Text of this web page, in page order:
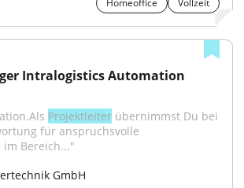
Homeoffice Vollzeit
Intralogistics Automation
Projektleiter übernimmst Du bei
für anspruchsvolle
Bereich..."
GmbH